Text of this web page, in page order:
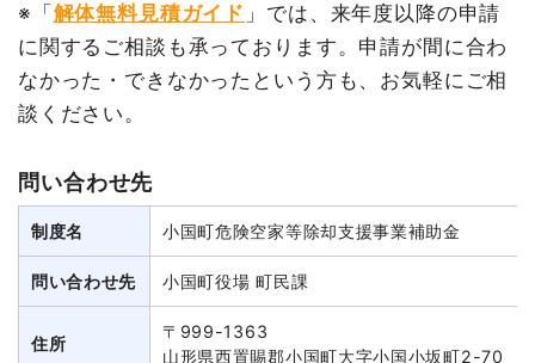
※「解体無料見積ガイド 」では、来年度以降の申請
に関するご相談も承っております。申請が間に合わ
なかった・できなかったという方も、お気軽にご相
談ください。
問い合わせ先
制度名 小国町危険空家等除却支援事業補助金
問い合わせ先 小国町役場 町民課
住所
〒999-1363
山形県西置賜郡小国町大字小国小坂町2-70